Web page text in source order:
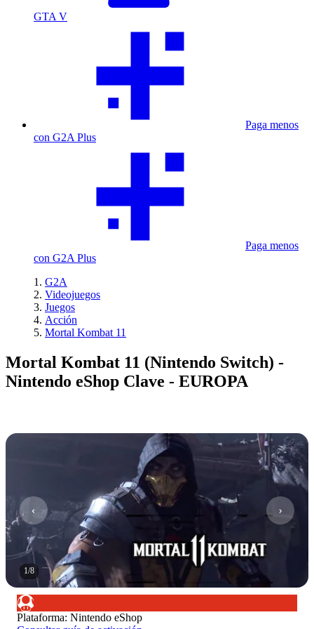
GTA V
Paga menos
con G2A Plus
Paga menos
con G2A Plus
G2A
Videojuegos
Juegos
Acción
Mortal Kombat 11
Mortal Kombat 11 (Nintendo Switch) -
Nintendo eShop Clave - EUROPA
1/8
Plataforma: Nintendo eShop